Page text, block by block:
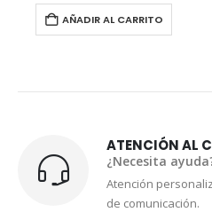
CARRITO AÑADIR AL
ATENCIÓN AL
¿Necesita
Atención
de comunicación.